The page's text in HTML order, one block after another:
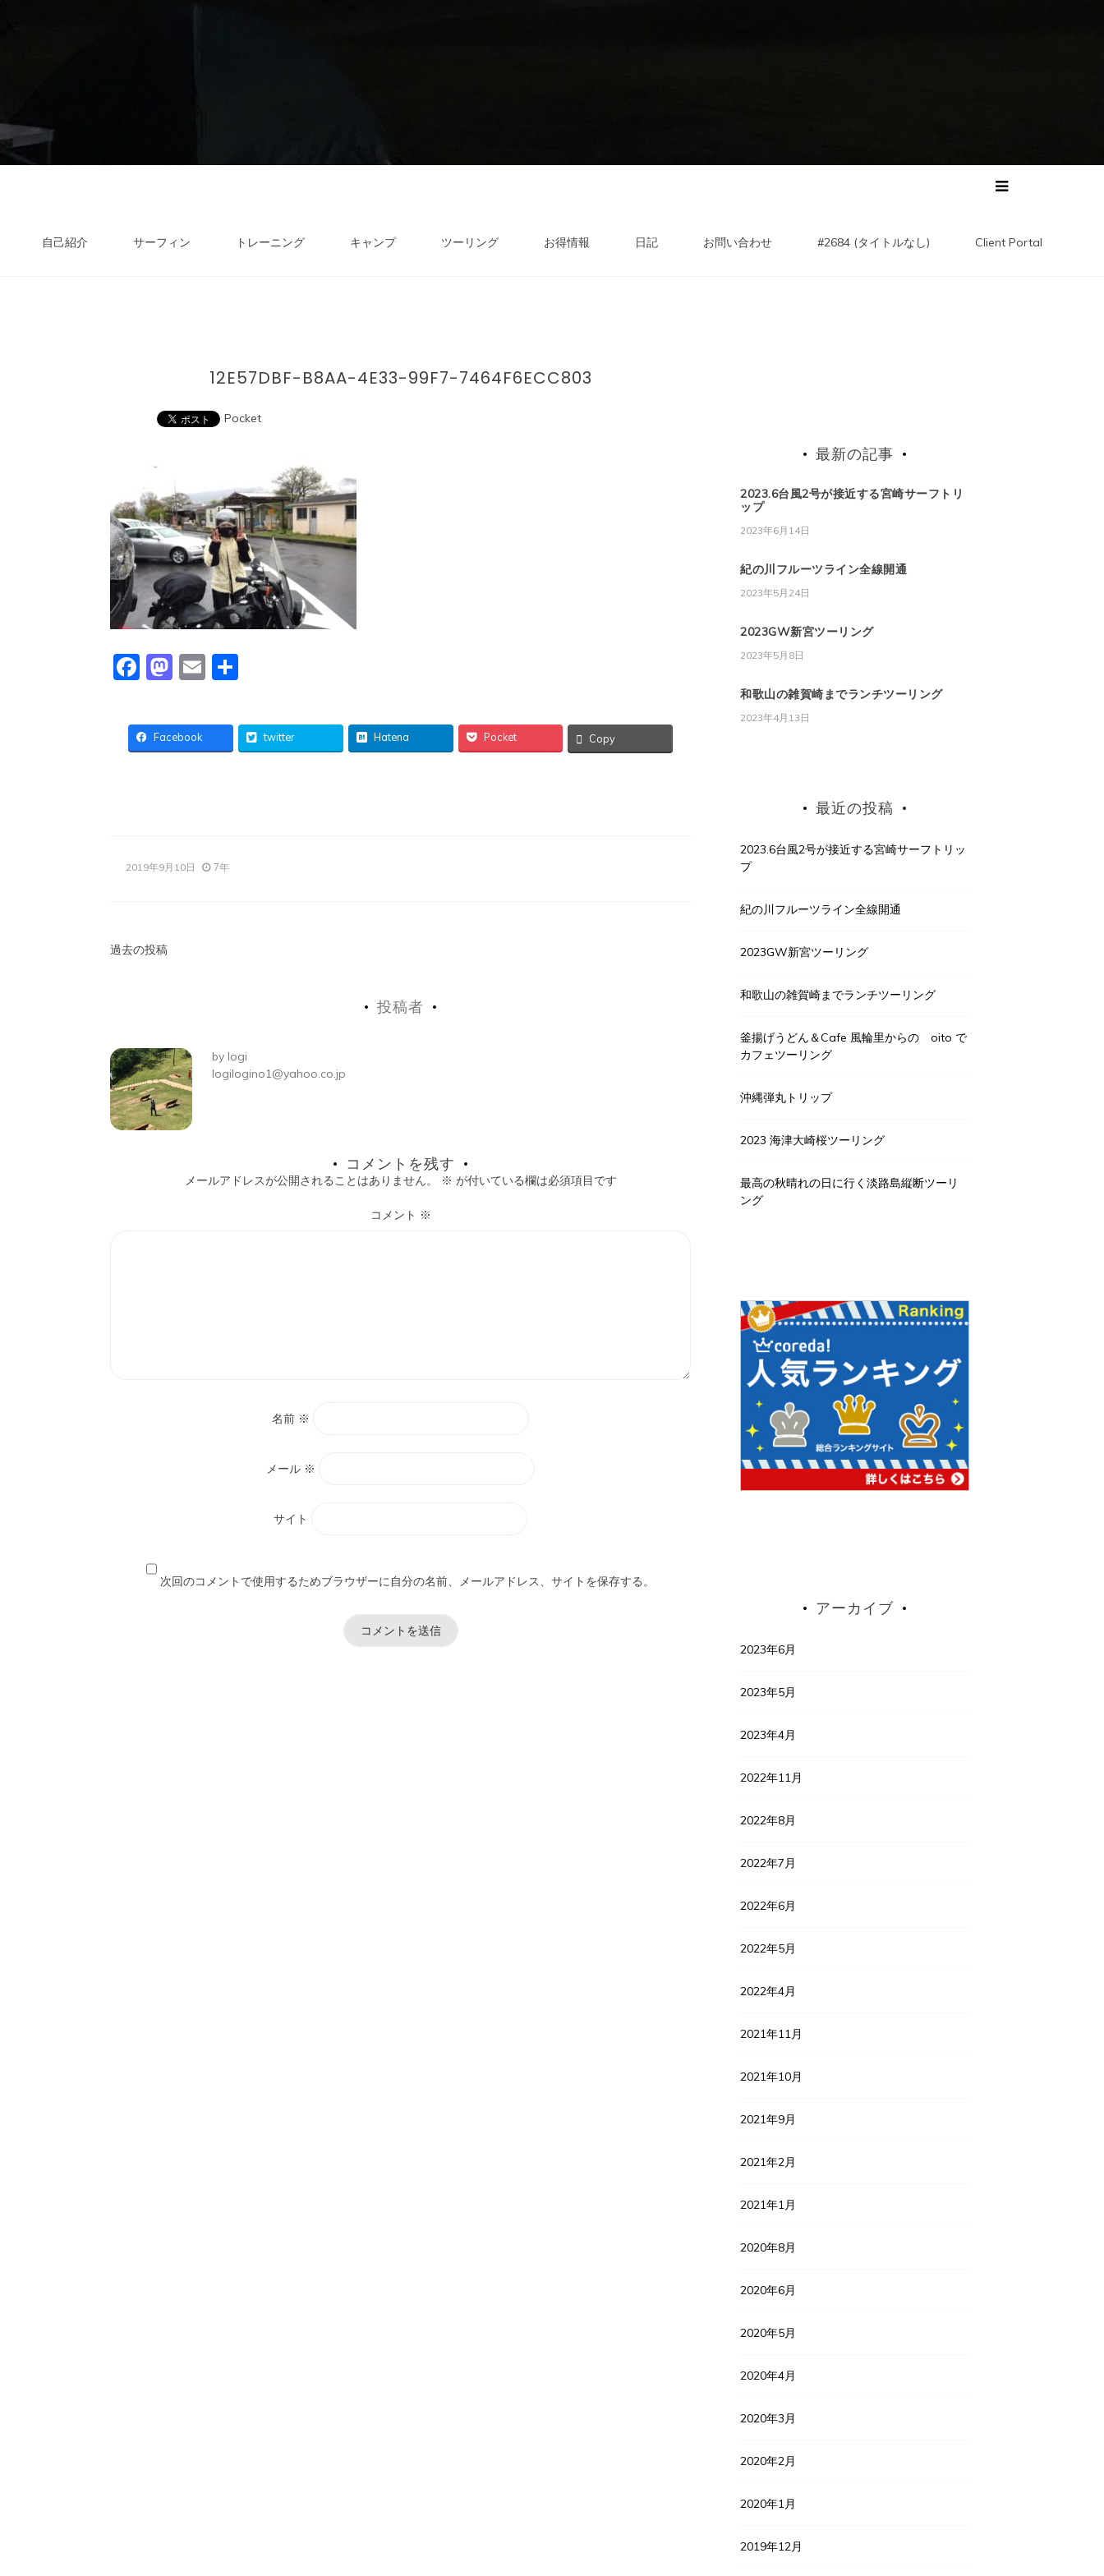
自己紹介 サーフィン トレーニング キャンプ ツーリング お得情報 日記 お問い合わせ #2684 (タイトルなし) Client Portal
12E57DBF-B8AA-4E33-99F7-7464F6ECC803
Pocket
Facebook
Mastodon
Email
Facebook twitter Hatena Pocket Copy
2019年9月10日 7年
投
ビ
ゲ
ー
過去の投稿
投稿者
by logi
logilogino1@yahoo.co.jp
コメントを残す
メールアドレスが公開されることはありません。 ※ が付いている欄は必須項目です
コメント ※
名前 ※
メール ※
サイト
次回のコメントで使用するためブラウザーに自分の名前、メールアドレス、サイトを保存する。
最新の記事
2023.6台風2号が接近する宮崎サーフトリ
ップ
2023年6月14日
紀の川フルーツライン全線開通
2023年5月24日
2023GW新宮ツーリング
2023年5月8日
和歌山の雑賀崎までランチツーリング
2023年4月13日
最近の投稿
2023.6台風2号が接近する宮崎サーフトリッ
プ
紀の川フルーツライン全線開通
2023GW新宮ツーリング
和歌山の雑賀崎までランチツーリング
釜揚げうどん＆Cafe 風輪里からの oito で
カフェツーリング
沖縄弾丸トリップ
2023 海津大崎桜ツーリング
最高の秋晴れの日に行く淡路島縦断ツーリ
ング
アーカイブ
2023年6月
2023年5月
2023年4月
2022年11月
2022年8月
2022年7月
2022年6月
2022年5月
2022年4月
2021年11月
2021年10月
2021年9月
2021年2月
2021年1月
2020年8月
2020年6月
2020年5月
2020年4月
2020年3月
2020年2月
2020年1月
2019年12月